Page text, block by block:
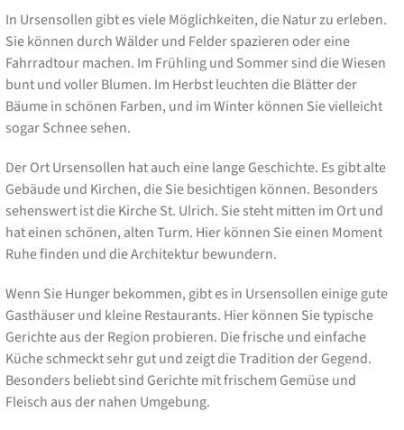
In Ursensollen gibt es viele Möglichkeiten, die Natur zu erleben.
Sie können durch Wälder und Felder spazieren oder eine
Fahrradtour machen. Im Frühling und Sommer sind die Wiesen
bunt und voller Blumen. Im Herbst leuchten die Blätter der
Bäume in schönen Farben, und im Winter können Sie vielleicht
sogar Schnee sehen.
Der Ort Ursensollen hat auch eine lange Geschichte. Es gibt alte
Gebäude und Kirchen, die Sie besichtigen können. Besonders
sehenswert ist die Kirche St. Ulrich. Sie steht mitten im Ort und
hat einen schönen, alten Turm. Hier können Sie einen Moment
Ruhe finden und die Architektur bewundern.
Wenn Sie Hunger bekommen, gibt es in Ursensollen einige gute
Gasthäuser und kleine Restaurants. Hier können Sie typische
Gerichte aus der Region probieren. Die frische und einfache
Küche schmeckt sehr gut und zeigt die Tradition der Gegend.
Besonders beliebt sind Gerichte mit frischem Gemüse und
Fleisch aus der nahen Umgebung.